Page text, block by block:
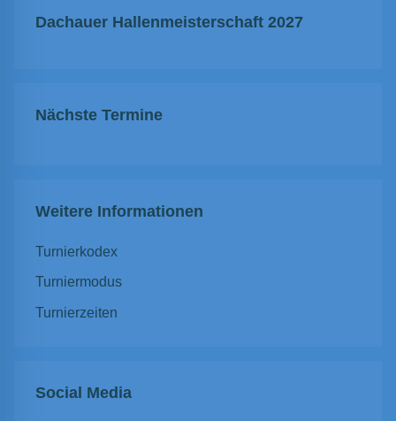
Dachauer Hallenmeisterschaft 2027
Nächste Termine
Weitere Informationen
Turnierkodex
Turniermodus
Turnierzeiten
Social Media